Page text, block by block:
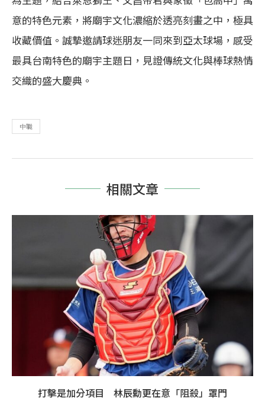
意的特色元素，將廟宇文化濃縮於透亮刻畫之中，極具
收藏價值。誠摯邀請球迷朋友一同來到亞太球場，感受
最具台南特色的廟宇主題日，見證傳統文化與棒球熱情
交織的盛大慶典。
中職
相關文章
打擊是加分項目 林辰勳更在意「阻殺」罩門